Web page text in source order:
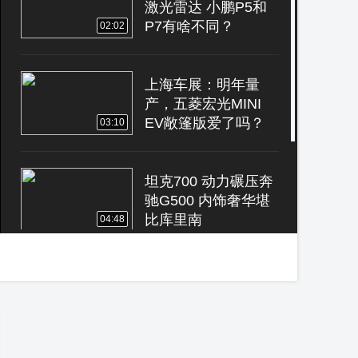
02:02
激光雷达 小鹏P5和
P7有啥不同？
03:10
上海车展：明年量
产，五菱宏光MINI
EV敞篷版爱了吗？
04:48
坦克700 动力碾压奔
驰G500 内饰奢华堪
比库里南
上海车展：8月上